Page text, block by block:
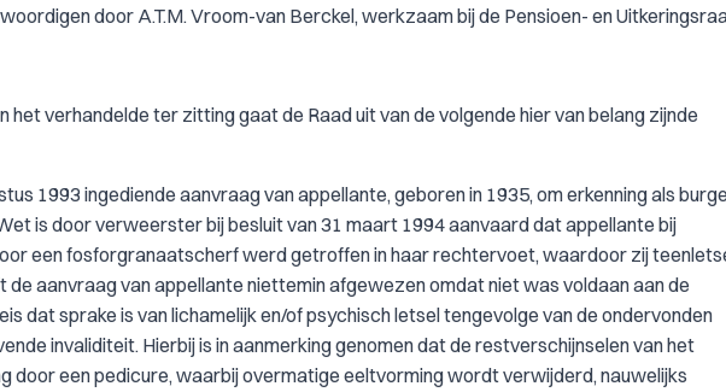
door A.T.M. Vroom-van Berckel, werkzaam bij de Pensioen- en
het verhandelde ter zitting gaat de Raad uit van de volgende hier van belang zijnde
1993 ingediende aanvraag van appellante, geboren in 1935, om erkenning als
is door verweerster bij besluit van 31 maart 1994 aanvaard dat appellante bij
een fosforgranaatscherf werd getroffen in haar rechtervoet, waardoor zij
aanvraag van appellante niettemin afgewezen omdat niet was voldaan aan de
dat sprake is van lichamelijk en/of psychisch letsel tengevolge van de ondervonden
invaliditeit. Hierbij is in aanmerking genomen dat de restverschijnselen van het
door een pedicure, waarbij overmatige eeltvorming wordt verwijderd, nauwelijks